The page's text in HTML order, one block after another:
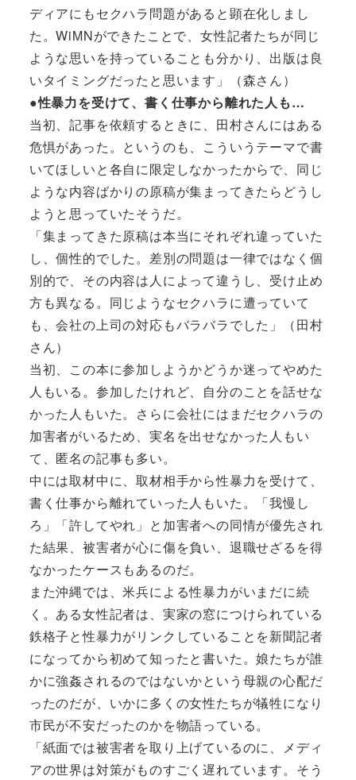
ディアにもセクハラ問題があると顕在化しまし
た。WiMNができたことで、女性記者たちが同じ
ような思いを持っていることも分かり、出版は良
いタイミングだったと思います」（森さん）
●性暴力を受けて、書く仕事から離れた人も…
当初、記事を依頼するときに、田村さんにはある
危惧があった。というのも、こういうテーマで書
いてほしいと各自に限定しなかったからで、同じ
ような内容ばかりの原稿が集まってきたらどうし
ようと思っていたそうだ。
「集まってきた原稿は本当にそれぞれ違っていた
し、個性的でした。差別の問題は一律ではなく個
別的で、その内容は人によって違うし、受け止め
方も異なる。同じようなセクハラに遭っていて
も、会社の上司の対応もバラバラでした」（田村
さん）
当初、この本に参加しようかどうか迷ってやめた
人もいる。参加したけれど、自分のことを話せな
かった人もいた。さらに会社にはまだセクハラの
加害者がいるため、実名を出せなかった人もい
て、匿名の記事も多い。
中には取材中に、取材相手から性暴力を受けて、
書く仕事から離れていった人もいた。「我慢し
ろ」「許してやれ」と加害者への同情が優先され
た結果、被害者が心に傷を負い、退職せざるを得
なかったケースもあるのだ。
また沖縄では、米兵による性暴力がいまだに続
く。ある女性記者は、実家の窓につけられている
鉄格子と性暴力がリンクしていることを新聞記者
になってから初めて知ったと書いた。娘たちが誰
かに強姦されるのではないかという母親の心配だ
ったのだが、いかに多くの女性たちが犠牲になり
市民が不安だったのかを物語っている。
「紙面では被害者を取り上げているのに、メディ
アの世界は対策がものすごく遅れています。そう